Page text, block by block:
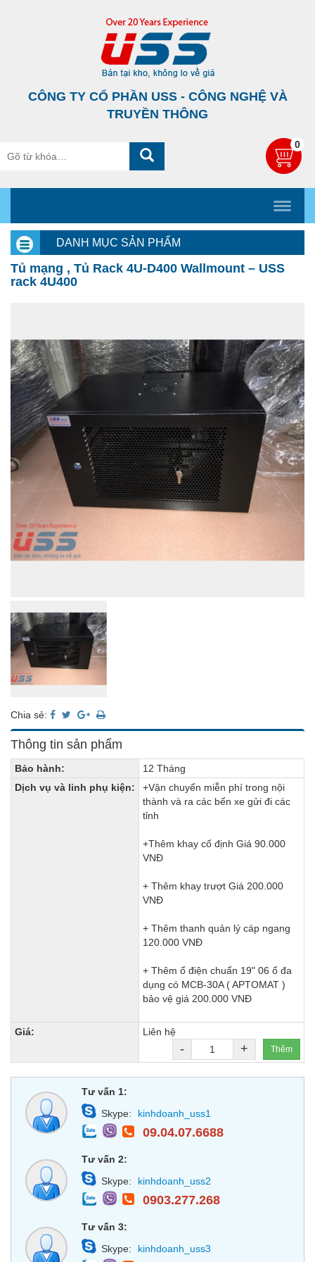
CÔNG TY CỔ PHẦN USS - CÔNG NGHỆ VÀ
TRUYỀN THÔNG
0
DANH MỤC SẢN PHẨM
Tủ mạng , Tủ Rack 4U-D400 Wallmount – USS
rack 4U400
Chia sẻ:
Thông tin sản phẩm
Bảo hành:
12 Tháng
Dịch vụ và linh phụ kiện:
+Vận chuyển miễn phí trong nội
thành và ra các bến xe gửi đi các
tỉnh
+Thêm khay cố định Giá 90.000
VNĐ
+ Thêm khay trượt Giá 200.000
VNĐ
+ Thêm thanh quản lý cáp ngang
120.000 VNĐ
+ Thêm ổ điện chuẩn 19" 06 ổ đa
dụng có MCB-30A ( APTOMAT )
bảo vệ giá 200.000 VNĐ
Giá: Liên hệ
- + Thêm
Tư vấn 1:
Skype:
kinhdoanh_uss1
09.04.07.6688
Tư vấn 2:
Skype:
kinhdoanh_uss2
0903.277.268
Tư vấn 3:
Skype:
kinhdoanh_uss3